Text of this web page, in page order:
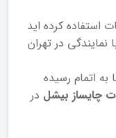
استفاده کرده اید
نمایندگی در تهران
اتمام رسیده
چایساز بیشل در